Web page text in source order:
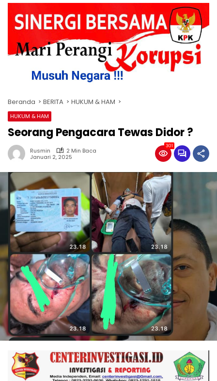
Beranda BERITA HUKUM & HAM
HUKUM & HAM
Seorang Pengacara Tewas Didor ?
Rusmin
2 Min Baca
Januari 2, 2025
301